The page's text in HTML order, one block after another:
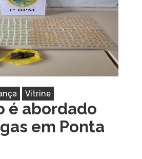
Vitrine
é abordado
em Ponta